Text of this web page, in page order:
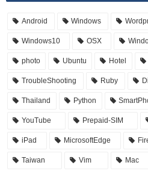
Android Windows
Windows10 OSX
photo Ubuntu Hotel
TroubleShooting Ruby
Thailand Python
YouTube Prepaid-SIM
iPad MicrosoftEdge
Taiwan Vim Mac